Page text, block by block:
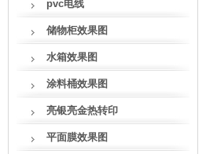
pvc电线
储物柜效果图
水箱效果图
涂料桶效果图
亮银亮金热转印
平面膜效果图